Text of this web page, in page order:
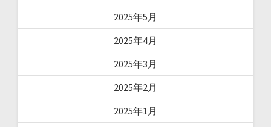
2025年5月
2025年4月
2025年3月
2025年2月
2025年1月